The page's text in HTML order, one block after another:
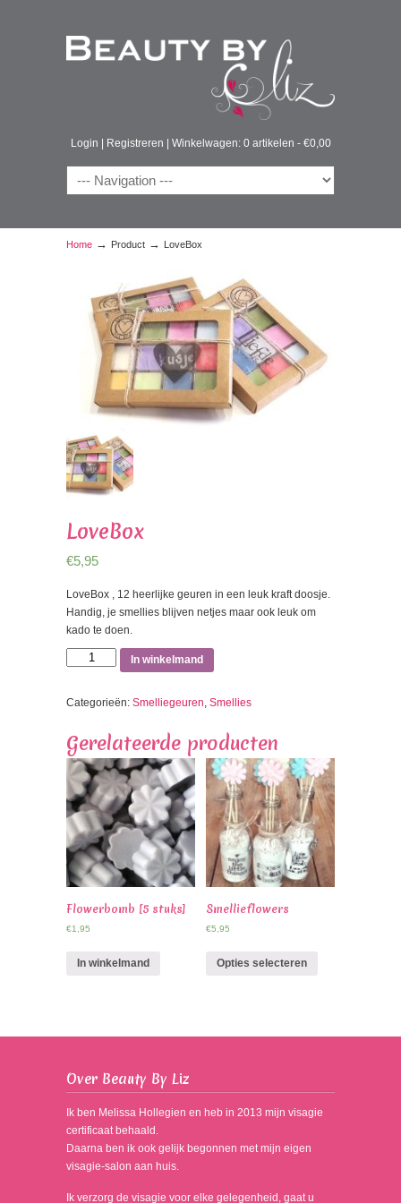
Login Registreren Winkelwagen: 0 artikelen - €0,00
Home → Product → LoveBox
LoveBox
€5,95
LoveBox , 12 heerlijke geuren in een leuk kraft doosje.
Handig, je smellies blijven netjes maar ook leuk om
kado te doen.
LoveBox
In winkelmand
Categorieën: Smelliegeuren, Smellies
Gerelateerde producten
Flowerbomb [5 stuks]
€1,95
In winkelmand
Smellieflowers
€5,95
Opties selecteren
Over Beauty By Liz
Ik ben Melissa Hollegien en heb in 2013 mijn visagie
certificaat behaald.
Daarna ben ik ook gelijk begonnen met mijn eigen
visagie-salon aan huis.
Ik verzorg de visagie voor elke gelegenheid, gaat u